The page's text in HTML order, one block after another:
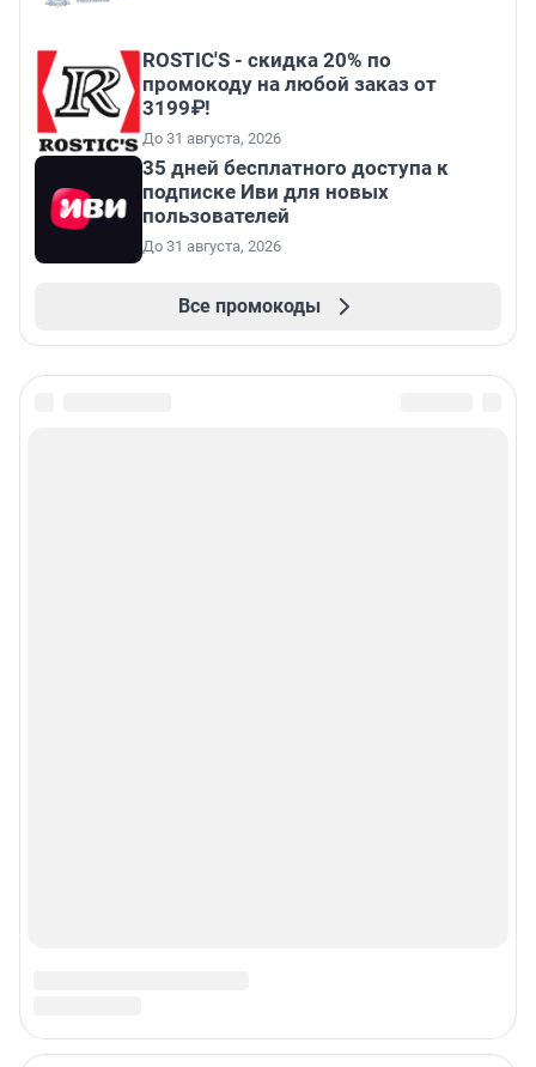
ROSTIC'S - скидка 20% по
промокоду на любой заказ от
3199₽!
До 31 августа, 2026
35 дней бесплатного доступа к
подписке Иви для новых
пользователей
До 31 августа, 2026
Все промокоды